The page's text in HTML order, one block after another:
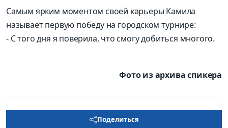
Самым ярким моментом своей карьеры Камила
называет первую победу на городском турнире:
- С того дня я поверила, что смогу добиться многого.
Фото из архива спикера
Поделиться